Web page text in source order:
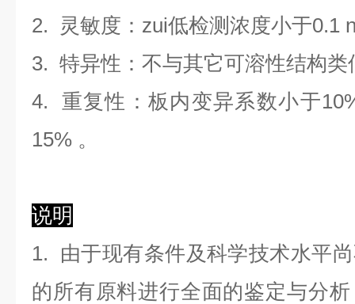
2. 灵敏度：zui低检测浓度小于0.1
3. 特异性：不与其它可溶性结构类
4. 重复性：板内变异系数小于10
15% 。
说明
1. 由于现有条件及科学技术水平
的所有原料进行全面的鉴定与分